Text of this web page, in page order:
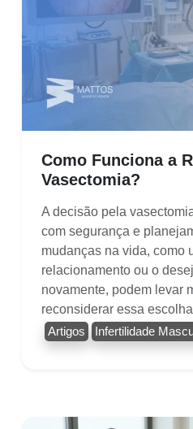
Como Funciona a
Vasectomia?
A decisão pela
com segurança e
mudanças na vida, como
relacionamento ou o
novamente, podem levar
reconsiderar essa
Artigos Infertilidade